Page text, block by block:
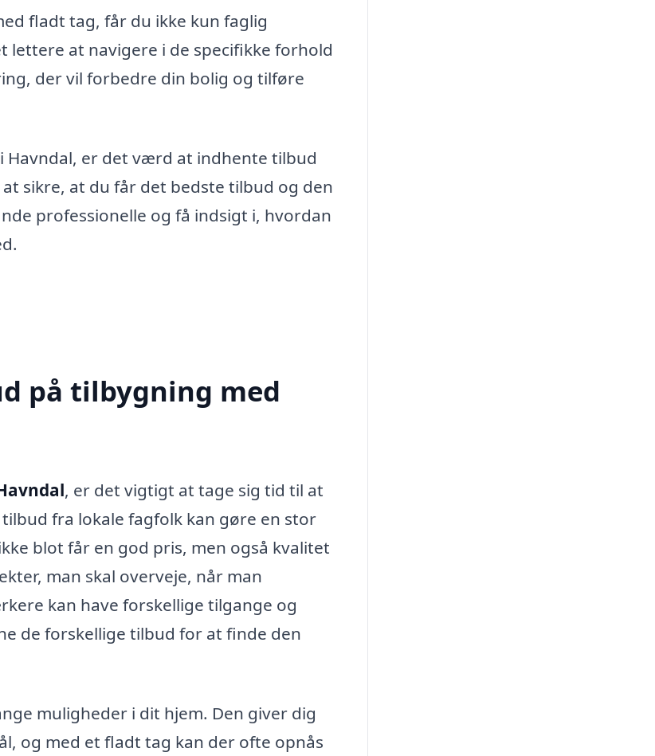
fladt tag, får du ikke kun faglig
lettere at navigere i de specifikke forhold
der vil forbedre din bolig og tilføre
Havndal, er det værd at indhente tilbud
sikre, at du får det bedste tilbud og den
professionelle og få indsigt i, hvordan
på tilbygning med
, er det vigtigt at tage sig tid til at
fra lokale fagfolk kan gøre en stor
blot får en god pris, men også kvalitet
man skal overveje, når man
kan have forskellige tilgange og
de forskellige tilbud for at finde den
muligheder i dit hjem. Den giver dig
og med et fladt tag kan der ofte opnås